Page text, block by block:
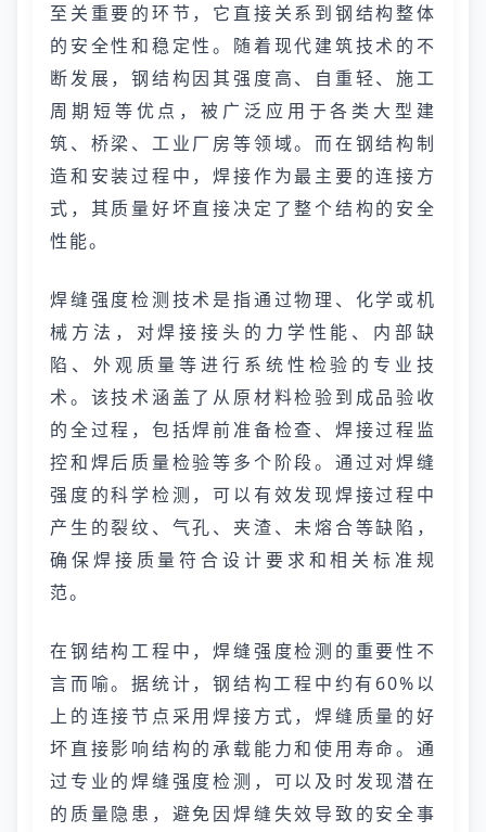
至关重要的环节，它直接关系到钢结构整体
的安全性和稳定性。随着现代建筑技术的不
断发展，钢结构因其强度高、自重轻、施工
周期短等优点，被广泛应用于各类大型建
筑、桥梁、工业厂房等领域。而在钢结构制
造和安装过程中，焊接作为最主要的连接方
式，其质量好坏直接决定了整个结构的安全
性能。
焊缝强度检测技术是指通过物理、化学或机
械方法，对焊接接头的力学性能、内部缺
陷、外观质量等进行系统性检验的专业技
术。该技术涵盖了从原材料检验到成品验收
的全过程，包括焊前准备检查、焊接过程监
控和焊后质量检验等多个阶段。通过对焊缝
强度的科学检测，可以有效发现焊接过程中
产生的裂纹、气孔、夹渣、未熔合等缺陷，
确保焊接质量符合设计要求和相关标准规
范。
在钢结构工程中，焊缝强度检测的重要性不
言而喻。据统计，钢结构工程中约有60%以
上的连接节点采用焊接方式，焊缝质量的好
坏直接影响结构的承载能力和使用寿命。通
过专业的焊缝强度检测，可以及时发现潜在
的质量隐患，避免因焊缝失效导致的安全事